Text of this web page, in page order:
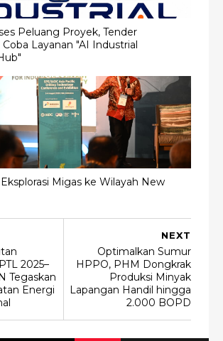
Peluang Proyek, Tender
Layanan "AI Industrial
Migas ke Wilayah New
NEXT
Optimalkan Sumur
HPPO, PHM Dongkrak
Produksi Minyak
Lapangan Handil hingga
2.000 BOPD
2025–
Tegaskan
Energi